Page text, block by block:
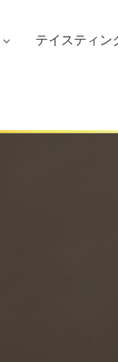
テイスティン